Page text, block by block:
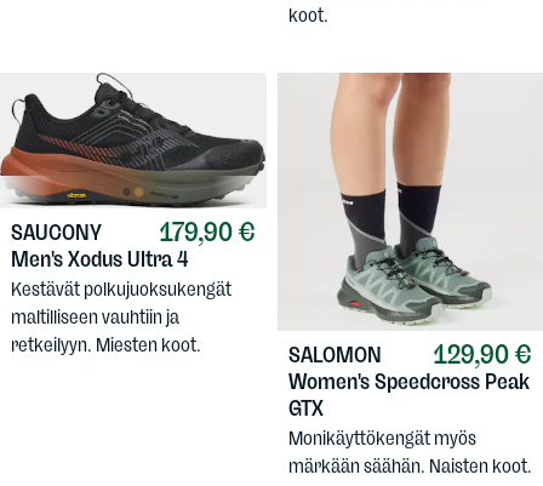
koot.
179,90 €
SAUCONY
Men's Xodus Ultra 4
Kestävät polkujuoksukengät
maltilliseen vauhtiin ja
retkeilyyn. Miesten koot.
129,90 €
SALOMON
Women's Speedcross Peak
GTX
Monikäyttökengät myös
märkään säähän. Naisten koot.